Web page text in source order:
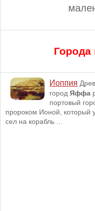
Города
Иоппия
город Яффа
портовый
пророком Ионой, который
сел на корабль ...